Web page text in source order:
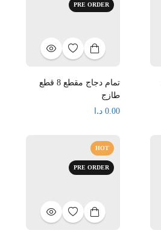
PRE ORDER
تمام دجاج مقطع 8 قطع
طازج
0.00 د.ا
HOT
PRE ORDER